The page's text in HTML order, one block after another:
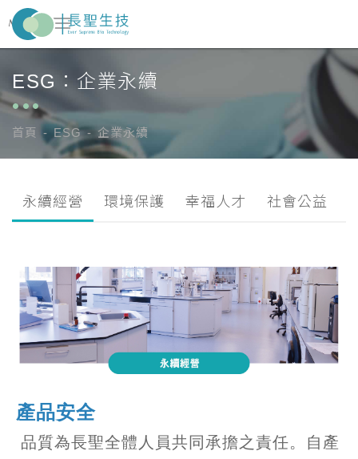
ESG：企業永續
首頁 ESG 企業永續
永續經營 環境保護 幸福人才 社會公益
產品安全
品質為長聖全體人員共同承擔之責任。自產
關於長聖 About Us
醫藥事業 Pharma Business
ESG
投資人專區 Investor Zone
人才招募 Recruitment
聯絡我們 Contact Us
免責聲明 Disclaimer
使用條款 Terms